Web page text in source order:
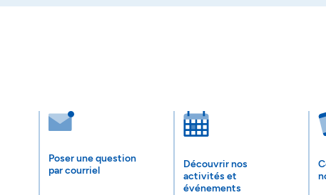
Poser une question
par courriel
Découvrir nos
activités et
événements